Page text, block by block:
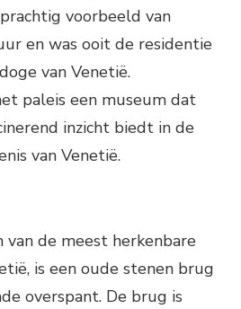
voorbeeld van
en was ooit de residentie
van Venetië.
paleis een museum dat
inzicht biedt in de
van Venetië.
van de meest herkenbare
is een oude stenen brug
overspant. De brug is